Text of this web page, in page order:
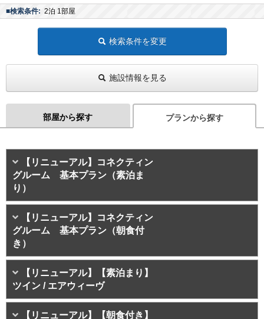
■検索条件: 2泊 1部屋
検索条件を変更
施設情報を見る
部屋から探す プランから探す
【リニューアル】コネクティン
グルーム 基本プラン（素泊ま
り）
【リニューアル】コネクティン
グルーム 基本プラン（朝食付
き）
【リニューアル】【素泊まり】
ツイン / エアウィーヴ
【リニューアル】【朝食付き】